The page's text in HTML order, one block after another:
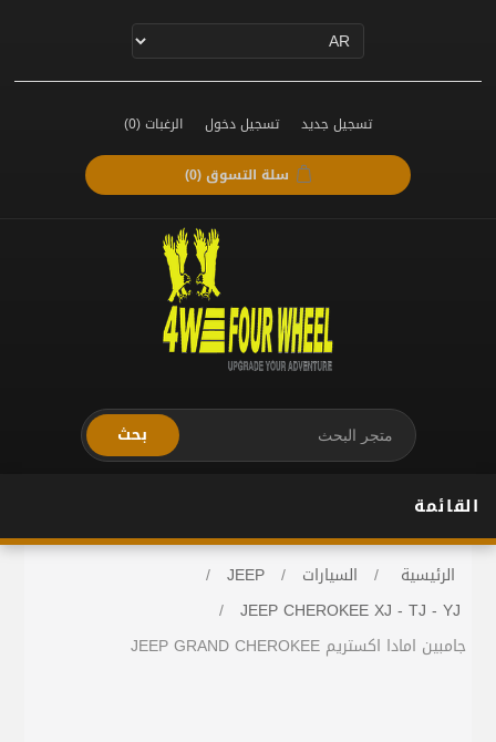
تسجيل جديد تسجيل دخول الرغبات(0)
سلة التسوق(0)
بحث
القائمة
الرئيسية / السيارات /
JEEP
/
JEEP CHEROKEE XJ - TJ - YJ
/
جامبين امادا اكستريم JEEP GRAND CHEROKEE